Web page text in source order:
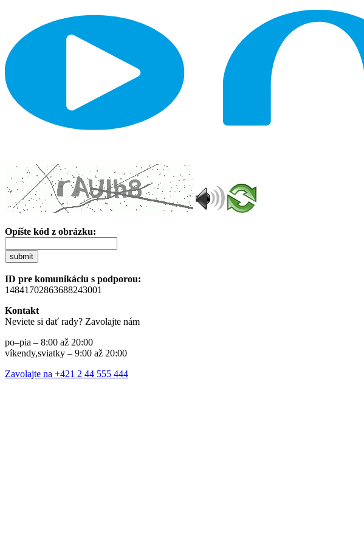
Opíšte kód z obrázku:
submit
ID pre komunikáciu s podporou:
14841702863688243001
Kontakt
Neviete si dať rady? Zavolajte nám
po–pia – 8:00 až 20:00
víkendy,sviatky – 9:00 až 20:00
Zavolajte na +421 2 44 555 444